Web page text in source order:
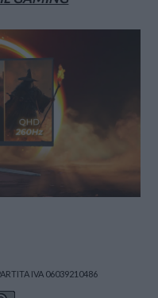
IVA 06039210486